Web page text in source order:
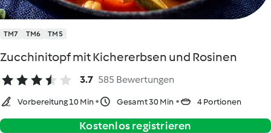
TM7 TM6 TM5
Zucchinitopf mit Kichererbsen und Rosinen
3.7 585 Bewertungen
Vorbereitung 10 Min Gesamt 30 Min 4 Portionen
Kostenlos registrieren